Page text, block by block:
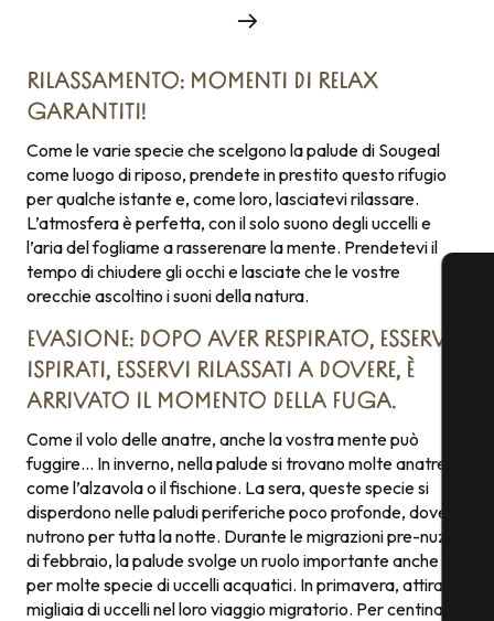
RILASSAMENTO: MOMENTI DI RELAX
GARANTITI!
Come le varie specie che scelgono la palude di Sougeal
come luogo di riposo, prendete in prestito questo rifugio
per qualche istante e, come loro, lasciatevi rilassare.
L’atmosfera è perfetta, con il solo suono degli uccelli e
l’aria del fogliame a rasserenare la mente. Prendetevi il
tempo di chiudere gli occhi e lasciate che le vostre
orecchie ascoltino i suoni della natura.
EVASIONE: DOPO AVER RESPIRATO, ESSERVI
ISPIRATI, ESSERVI RILASSATI A DOVERE, È
ARRIVATO IL MOMENTO DELLA FUGA.
Come il volo delle anatre, anche la vostra mente può
fuggire… In inverno, nella palude si trovano molte anatre
come l’alzavola o il fischione. La sera, queste specie si
disperdono nelle paludi periferiche poco profonde, dove si
nutrono per tutta la notte. Durante le migrazioni pre-nuziali
di febbraio, la palude svolge un ruolo importante anche
per molte specie di uccelli acquatici. In primavera, attira
migliaia di uccelli nel loro viaggio migratorio. Per centinaia